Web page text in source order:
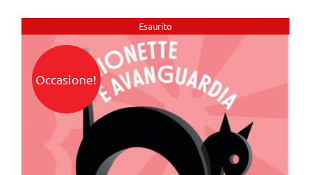
Esaurito
Occasione!